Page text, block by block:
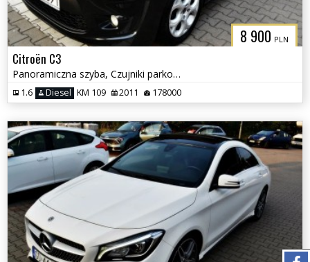
8 900 PLN
Citroën C3
Panoramiczna szyba, Czujniki parkowania, Klimatyzacja
1.6 Diesel KM 109 2011 178000